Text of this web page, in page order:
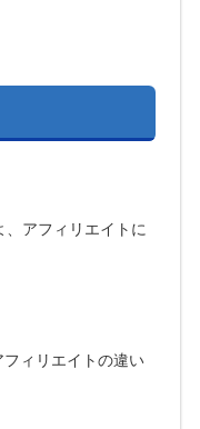
、アフィリエイトに
ィリエイトの違い